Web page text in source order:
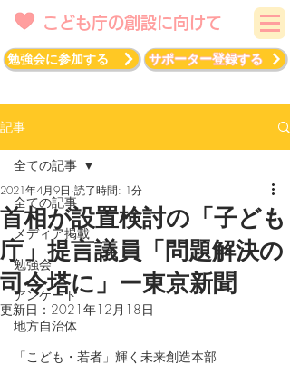
こども庁の創設に向けて
勉強会に参加する サポーター登録する
記事
全ての記事
メディア掲載
勉強会
アンケート
地方自治体
「こども・若者」輝く未来創造本部
全ての記事
首相が設置検討の「子ども
庁」提言議員「問題解決の
司令塔に」ー東京新聞
2021年4月9日 読了時間: 1分
更新日： 2021年12月18日